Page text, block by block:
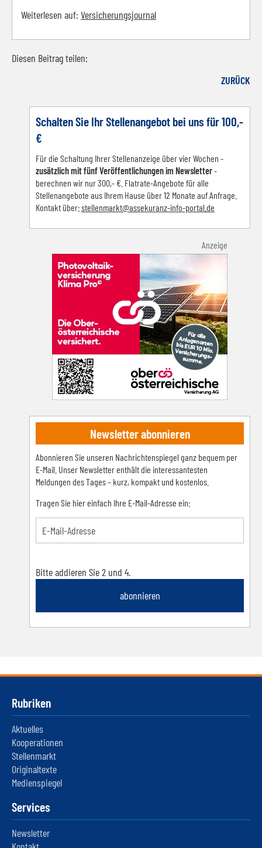
Weiterlesen auf: Versicherungsjournal
Diesen Beitrag teilen:
ZURÜCK
Schalten Sie Ihr Stellenangebot bei uns für 100,-
€
Für die Schaltung Ihrer Stellenanzeige über vier Wochen -
zusätzlich mit fünf Veröffentlichungen im Newsletter-
berechnen wir nur 300,- €. Flatrate-Angebote für alle
Stellenangebote aus Ihrem Hause über 12 Monate auf Anfrage.
Kontakt über:stellenmarkt@assekuranz-info-portal.de
Anzeige
Newsletter abonnieren
Abonnieren Sie unseren Nachrichtenspiegel ganz bequem per
E-Mail. Unser Newsletter enthält die interessantesten
Meldungen des Tages – kurz, kompakt und kostenlos.
Tragen Sie hier einfach Ihre E-Mail-Adresse ein:
Bitte addieren Sie 2 und 4.
abonnieren
Rubriken
Aktuelles
Kooperationen
Stellenmarkt
Originaltexte
Medienspiegel
Services
Newsletter